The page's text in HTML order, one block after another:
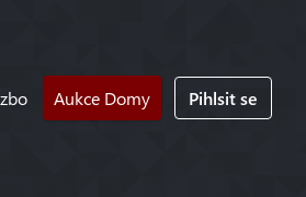
Aukce Domy Pihlsit se